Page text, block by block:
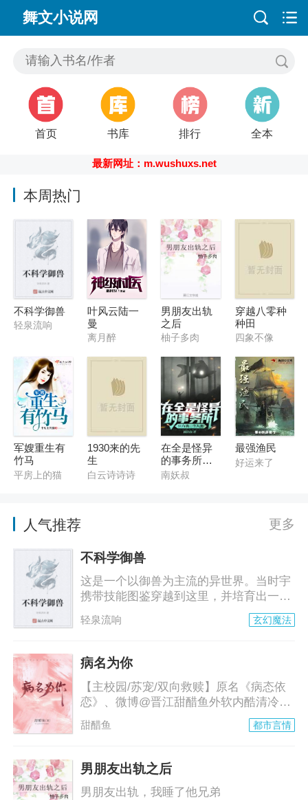
舞文小说网
首页 书库 排行 全本
最新网址：m.wushuxs.net
本周热门
不科学御兽
轻泉流响
叶风云陆一
曼
离月醉
男朋友出轨
之后
柚子多肉
穿越八零种
种田
四象不像
军嫂重生有
竹马
平房上的猫
1930来的先
生
白云诗诗诗
在全是怪异
的事务所只
有我一个人
南妖叔
最强渔民
好运来了
人气推荐 更多
不科学御兽
这是一个以御兽为主流的异世界。当时宇
携带技能图鉴穿越到这里，并培育出一堆
奇葩宠兽后，
轻泉流响 玄幻魔法
病名为你
【主校园/苏宠/双向救赎】原名《病态依
恋》、微博@晋江甜醋鱼外软内酷清冷少
女X耳聋体
甜醋鱼 都市言情
男朋友出轨之后
男朋友出轨，我睡了他兄弟